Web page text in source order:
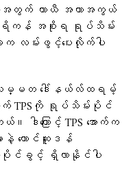
ေအတွက် ယာယီ အကာအကွယ်
ရိကန် အစိုးရ ရုပ်သိမ်း
လမ်းဖွင့်ပေးလိုက်ပါ
မ္မတ ဒေါ်နယ်လ်ထရမ့်
TPSကို ရုပ်သိမ်းပိုင်
ဒါကြောင့် TPS အောက်က
နဲ့ တောင်ဆူဒန်
င်ခွင့် ရှိလာနိုင်ပါ